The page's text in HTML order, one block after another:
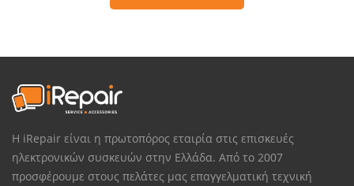
Η iRepair είναι η πρωτοπόρος εταιρία στις επισκευές
ηλεκτρονικών συσκευών στην Ελλάδα. Από το 2007
προσφέρουμε στους πελάτες μας επαγγελματική τεχνική